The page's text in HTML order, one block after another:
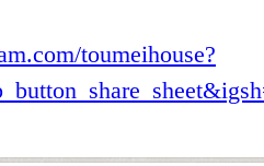
toumeihouse?